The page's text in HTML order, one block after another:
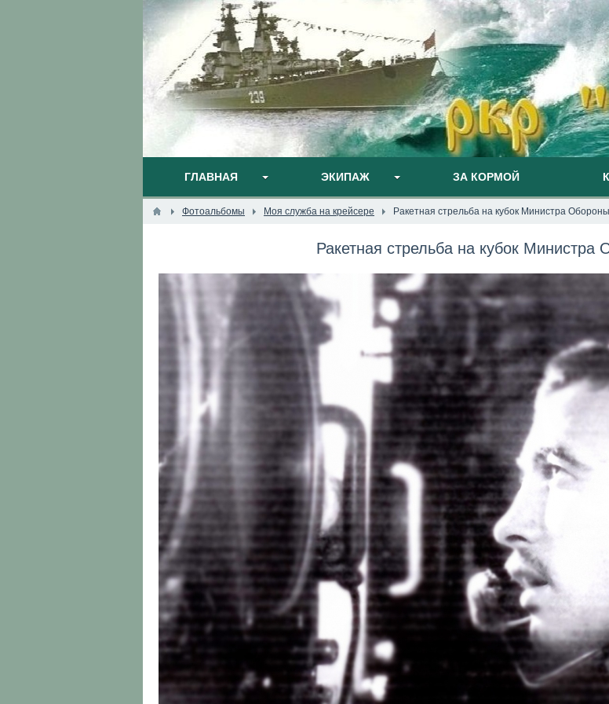
ГЛАВНАЯ ЭКИПАЖ ЗА КОРМОЙ
Фотоальбомы Моя служба на крейсере Ракетная стрельба на кубок Министра
Ракетная стрельба на кубок Министра